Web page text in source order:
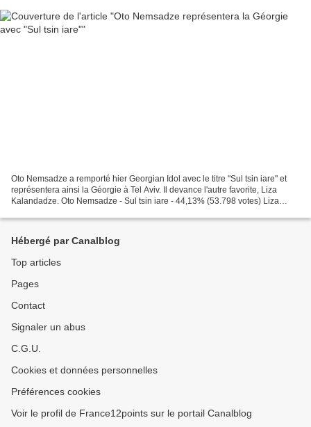
Oto Nemsadze a remporté hier Georgian Idol avec le titre "Sul tsin iare" et
représentera ainsi la Géorgie à Tel Aviv. Il devance l'autre favorite, Liza
Kalandadze. Oto Nemsadze - Sul tsin iare - 44,13% (53.798 votes) Liza
Hébergé par Canalblog
Top articles
Pages
Contact
Signaler un abus
C.G.U.
Cookies et données personnelles
Préférences cookies
Voir le profil de France12points sur le portail Canalblog